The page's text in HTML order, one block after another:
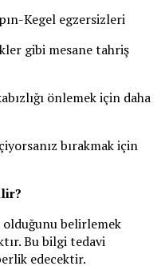
Kegel egzersizleri
gibi mesane tahriş
önlemek için daha
bırakmak için
belirlemek
Bu bilgi tedavi
edecektir.